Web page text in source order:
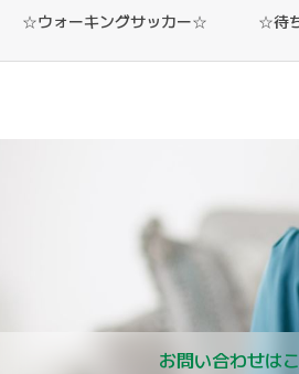
☆ウォーキングサッカー☆ ☆待
お問い合わせは